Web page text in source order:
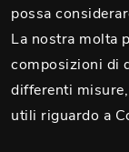
possa
La nostra molta
composizioni di
differenti
utili riguardo a